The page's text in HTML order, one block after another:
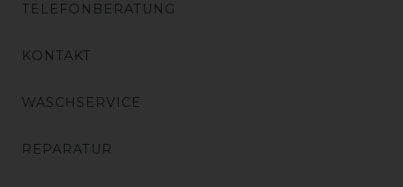
TELEFONBERATUNG
KONTAKT
WASCHSERVICE
REPARATUR